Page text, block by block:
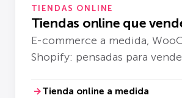
TIENDAS ONLINE
Tiendas online que
E-commerce a medida,
Shopify: pensadas para
Tienda online a medida